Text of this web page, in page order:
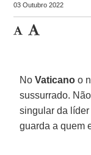
03 Outubro 2022
NoVaticano o
sussurrado.
singular da líder
guarda a quem